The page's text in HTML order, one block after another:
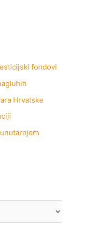
fondovi
Hrvatske